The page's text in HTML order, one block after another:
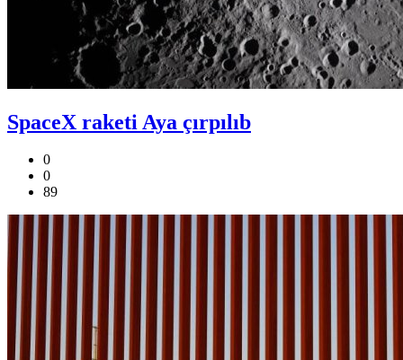
SpaceX raketi Aya çırpılıb
0
0
89